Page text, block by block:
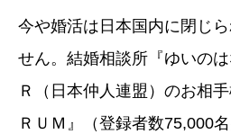
今や婚活は日本国内に閉じ
せん。結婚相談所『ゆいの
Ｒ（日本仲人連盟）のお相
ＲＵＭ』（登録者数75,000